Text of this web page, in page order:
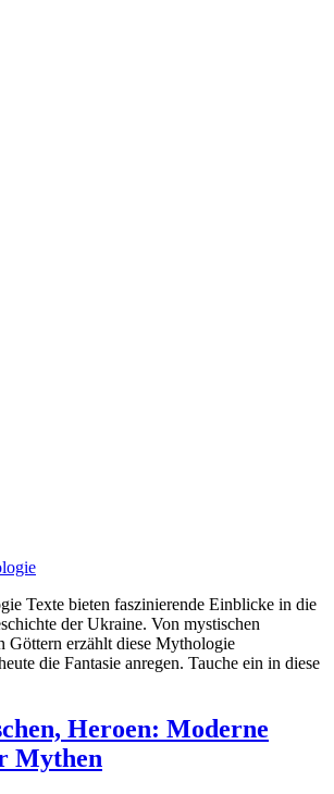
Texte bieten faszinierende Einblicke in die
der Ukraine. Von mystischen
Göttern erzählt diese Mythologie
die Fantasie anregen. Tauche ein in diese
Heroen: Moderne
Mythen